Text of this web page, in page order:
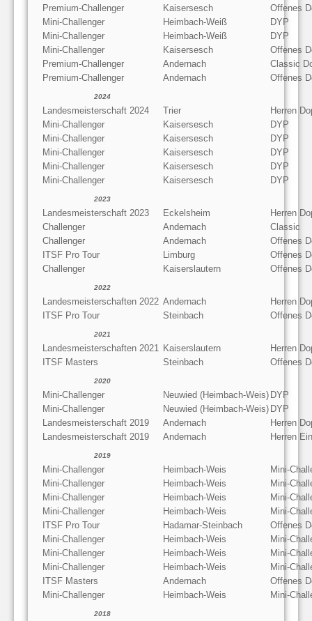
Premium-Challenger
Kaisersesch
Offenes
Mini-Challenger
Heimbach-Weiß
DYP
Mini-Challenger
Heimbach-Weiß
DYP
Mini-Challenger
Kaisersesch
Offenes
Premium-Challenger
Andernach
Classic
Premium-Challenger
Andernach Offenes
2024
Landesmeisterschaft 2024 Trier
Herren
Mini-Challenger
Kaisersesch
DYP
Mini-Challenger
Kaisersesch
DYP
Mini-Challenger
Kaisersesch
DYP
Mini-Challenger
Kaisersesch
DYP
Mini-Challenger
Kaisersesch DYP
2023
Landesmeisterschaft 2023 Eckelsheim
Herren
Challenger
Andernach
Classic
Challenger
Andernach
Offenes
ITSF Pro Tour
Limburg
Offenes
Challenger
Kaiserslautern Offenes
2022
Landesmeisterschaften 2022 Andernach
Herren
ITSF Pro Tour
Steinbach Offenes
2021
Landesmeisterschaften 2021 Kaiserslautern
Herren
ITSF Masters
Steinbach Offenes
2020
Mini-Challenger Neuwied (Heimbach-Weis) DYP
Mini-Challenger
Neuwied (Heimbach-Weis) DYP
Landesmeisterschaft 2019
Andernach
Herren
Landesmeisterschaft 2019
Andernach Herren
2019
Mini-Challenger Heimbach-Weis
Mini-
Mini-Challenger
Heimbach-Weis
Mini-
Mini-Challenger
Heimbach-Weis
Mini-
Mini-Challenger
Heimbach-Weis
Mini-
ITSF Pro Tour
Hadamar-Steinbach
Offenes
Mini-Challenger
Heimbach-Weis
Mini-
Mini-Challenger
Heimbach-Weis
Mini-
Mini-Challenger
Heimbach-Weis
Mini-
ITSF Masters
Andernach
Offenes
Mini-Challenger
Heimbach-Weis Mini-
2018